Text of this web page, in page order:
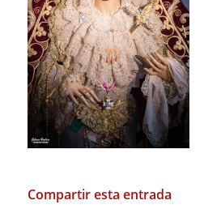
Compartir esta entrada